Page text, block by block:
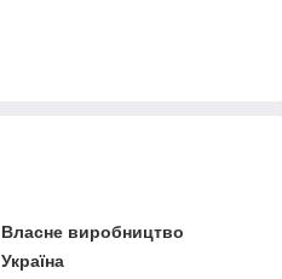
Власне виробництво
Україна